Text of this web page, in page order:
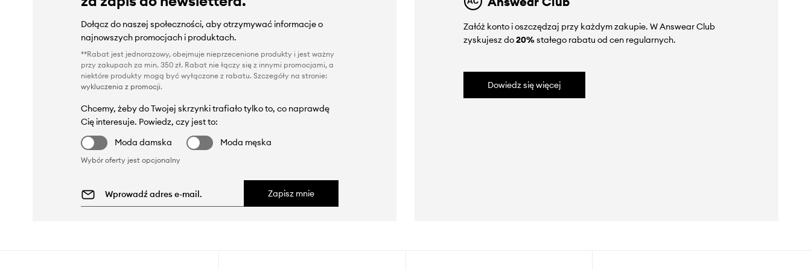
Dołącz do naszej społeczności, aby otrzymywać informacje o
najnowszych promocjach i produktach.
**Rabat jest jednorazowy, obejmuje nieprzecenione produkty i jest ważny
przy zakupach za min. 350 zł. Rabat nie łączy się z innymi promocjami, a
niektóre produkty mogą być wyłączone z rabatu. Szczegóły na stronie:
wykluczenia z promocji.
Chcemy, żeby do Twojej skrzynki trafiało tylko to, co naprawdę
Cię interesuje. Powiedz, czy jest to:
Moda damska
Moda męska
Wybór oferty jest opcjonalny
Zapisz mnie
Załóż konto i oszczędzaj przy każdym zakupie. W Answear Club
zyskujesz do20%stałego rabatu od cen regularnych.
Dowiedz się więcej